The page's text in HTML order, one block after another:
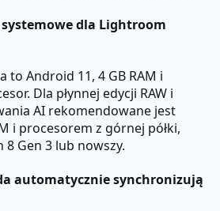
dla Lightroom
to Android 11, 4 GB RAM i
Dla płynnej edycji RAW i
AI rekomendowane jest
i procesorem z górnej półki,
Gen 3 lub nowszy.
automatycznie synchronizują